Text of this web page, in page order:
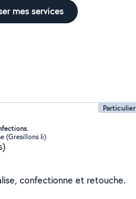
mes services
Particulier
(Gresillons Ii)
confectionne et retouche.